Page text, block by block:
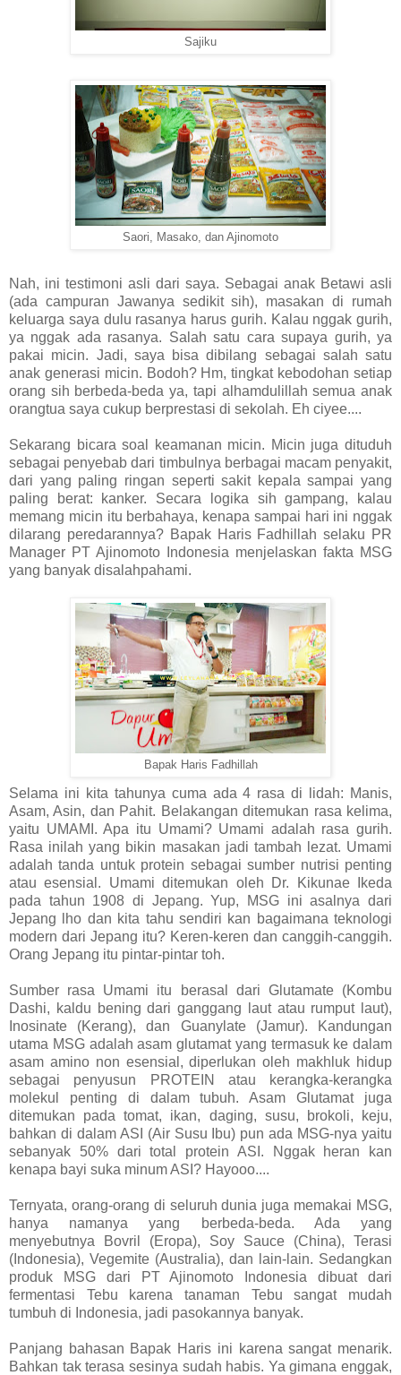
Sajiku
Saori, Masako, dan Ajinomoto
Nah, ini testimoni asli dari saya. Sebagai anak Betawi asli
(ada campuran Jawanya sedikit sih), masakan di rumah
keluarga saya dulu rasanya harus gurih. Kalau nggak gurih,
ya nggak ada rasanya. Salah satu cara supaya gurih, ya
pakai micin. Jadi, saya bisa dibilang sebagai salah satu
anak generasi micin. Bodoh? Hm, tingkat kebodohan setiap
orang sih berbeda-beda ya, tapi alhamdulillah semua anak
orangtua saya cukup berprestasi di sekolah. Eh ciyee....
Sekarang bicara soal keamanan micin. Micin juga dituduh
sebagai penyebab dari timbulnya berbagai macam penyakit,
dari yang paling ringan seperti sakit kepala sampai yang
paling berat: kanker. Secara logika sih gampang, kalau
memang micin itu berbahaya, kenapa sampai hari ini nggak
dilarang peredarannya? Bapak Haris Fadhillah selaku PR
Manager PT Ajinomoto Indonesia menjelaskan fakta MSG
yang banyak disalahpahami.
Bapak Haris Fadhillah
Selama ini kita tahunya cuma ada 4 rasa di lidah: Manis,
Asam, Asin, dan Pahit. Belakangan ditemukan rasa kelima,
yaitu UMAMI. Apa itu Umami? Umami adalah rasa gurih.
Rasa inilah yang bikin masakan jadi tambah lezat. Umami
adalah tanda untuk protein sebagai sumber nutrisi penting
atau esensial. Umami ditemukan oleh Dr. Kikunae Ikeda
pada tahun 1908 di Jepang. Yup, MSG ini asalnya dari
Jepang lho dan kita tahu sendiri kan bagaimana teknologi
modern dari Jepang itu? Keren-keren dan canggih-canggih.
Orang Jepang itu pintar-pintar toh.
Sumber rasa Umami itu berasal dari Glutamate (Kombu
Dashi, kaldu bening dari ganggang laut atau rumput laut),
Inosinate (Kerang), dan Guanylate (Jamur). Kandungan
utama MSG adalah asam glutamat yang termasuk ke dalam
asam amino non esensial, diperlukan oleh makhluk hidup
sebagai penyusun PROTEIN atau kerangka-kerangka
molekul penting di dalam tubuh. Asam Glutamat juga
ditemukan pada tomat, ikan, daging, susu, brokoli, keju,
bahkan di dalam ASI (Air Susu Ibu) pun ada MSG-nya yaitu
sebanyak 50% dari total protein ASI. Nggak heran kan
kenapa bayi suka minum ASI? Hayooo....
Ternyata, orang-orang di seluruh dunia juga memakai MSG,
hanya namanya yang berbeda-beda. Ada yang
menyebutnya Bovril (Eropa), Soy Sauce (China), Terasi
(Indonesia), Vegemite (Australia), dan lain-lain. Sedangkan
produk MSG dari PT Ajinomoto Indonesia dibuat dari
fermentasi Tebu karena tanaman Tebu sangat mudah
tumbuh di Indonesia, jadi pasokannya banyak.
Panjang bahasan Bapak Haris ini karena sangat menarik.
Bahkan tak terasa sesinya sudah habis. Ya gimana enggak,